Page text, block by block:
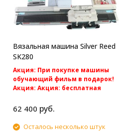
Вязальная машина Silver Reed
SK280
Акция: При покупке машины
обучающий фильм в подарок!
Акция: Акция: бесплатная
Однофонтурная перфокартная
вязальная машина Silver Reed
SK280
62 400 руб.
Осталось несколько штук